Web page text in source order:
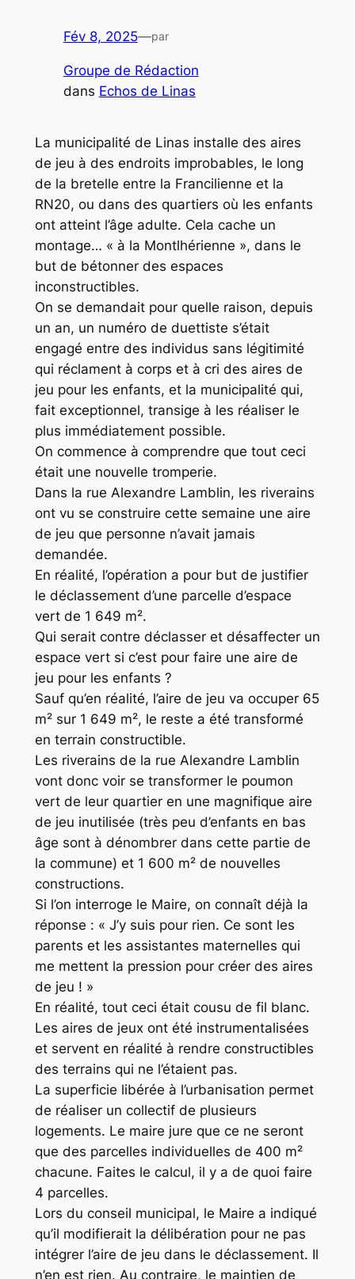
Fév 8, 2025—par
Groupe de Rédaction
dans Echos de Linas
La municipalité de Linas installe des aires
de jeu à des endroits improbables, le long
de la bretelle entre la Francilienne et la
RN20, ou dans des quartiers où les enfants
ont atteint l’âge adulte. Cela cache un
montage… « à la Montlhérienne », dans le
but de bétonner des espaces
inconstructibles.
On se demandait pour quelle raison, depuis
un an, un numéro de duettiste s’était
engagé entre des individus sans légitimité
qui réclament à corps et à cri des aires de
jeu pour les enfants, et la municipalité qui,
fait exceptionnel, transige à les réaliser le
plus immédiatement possible.
On commence à comprendre que tout ceci
était une nouvelle tromperie.
Dans la rue Alexandre Lamblin, les riverains
ont vu se construire cette semaine une aire
de jeu que personne n’avait jamais
demandée.
En réalité, l’opération a pour but de justifier
le déclassement d’une parcelle d’espace
vert de 1 649 m².
Qui serait contre déclasser et désaffecter un
espace vert si c’est pour faire une aire de
jeu pour les enfants ?
Sauf qu’en réalité, l’aire de jeu va occuper 65
m² sur 1 649 m², le reste a été transformé
en terrain constructible.
Les riverains de la rue Alexandre Lamblin
vont donc voir se transformer le poumon
vert de leur quartier en une magnifique aire
de jeu inutilisée (très peu d’enfants en bas
âge sont à dénombrer dans cette partie de
la commune) et 1 600 m² de nouvelles
constructions.
Si l’on interroge le Maire, on connaît déjà la
réponse : « J’y suis pour rien. Ce sont les
parents et les assistantes maternelles qui
me mettent la pression pour créer des aires
de jeu ! »
En réalité, tout ceci était cousu de fil blanc.
Les aires de jeux ont été instrumentalisées
et servent en réalité à rendre constructibles
des terrains qui ne l’étaient pas.
La superficie libérée à l’urbanisation permet
de réaliser un collectif de plusieurs
logements. Le maire jure que ce ne seront
que des parcelles individuelles de 400 m²
chacune. Faites le calcul, il y a de quoi faire
4 parcelles.
Lors du conseil municipal, le Maire a indiqué
qu’il modifierait la délibération pour ne pas
intégrer l’aire de jeu dans le déclassement. Il
n’en est rien. Au contraire, le maintien de